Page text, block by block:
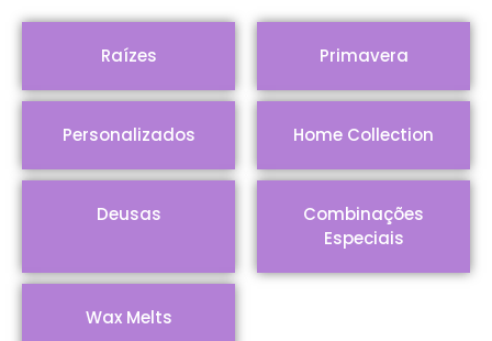
Raízes Primavera
Personalizados Home Collection
Deusas
Combinações
Especiais
Wax Melts